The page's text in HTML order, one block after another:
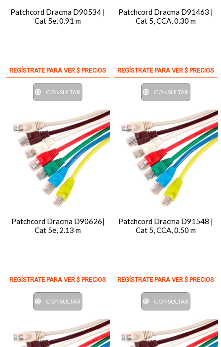
Patchcord Dracma D90534 |
Cat 5e, 0.91 m
REGÍSTRATE PARA VER $ PRECIOS
CONSULTAR
Patchcord Dracma D91463 |
Cat 5, CCA, 0.30 m
REGÍSTRATE PARA VER $ PRECIOS
CONSULTAR
Patchcord Dracma D90626|
Cat 5e, 2.13 m
REGÍSTRATE PARA VER $ PRECIOS
CONSULTAR
Patchcord Dracma D91548 |
Cat 5, CCA, 0.50 m
REGÍSTRATE PARA VER $ PRECIOS
CONSULTAR